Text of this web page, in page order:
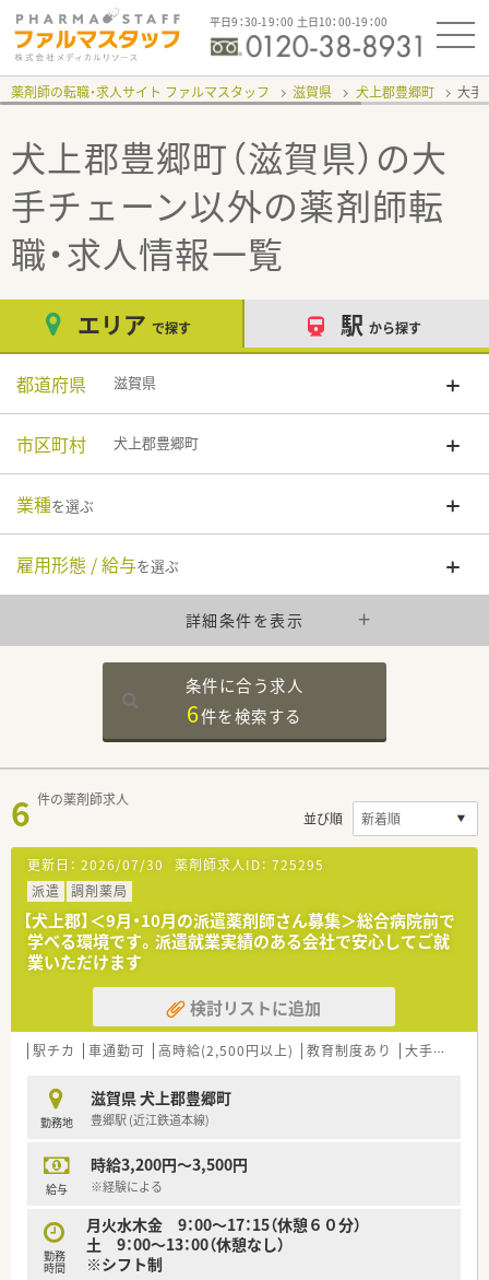
平日9：30-19：00 土日10：00-19：00
薬剤師の転職・求人サイト ファルマスタッフ 滋賀県 犬上郡豊郷町 大手
犬上郡豊郷町（滋賀県）の大
手チェーン以外の薬剤師転
職・求人情報一覧
エリア で探す 駅 から探す
都道府県 滋賀県
市区町村 犬上郡豊郷町
業種を選ぶ
雇用形態 / 給与を選ぶ
詳細条件を表示
条件に合う求人
6件を検索する
6 件の薬剤師求人
並び順
更新日： 2026/07/30 薬剤師求人ID： 725295
派遣
調剤薬局
【犬上郡】＜9月・10月の派遣薬剤師さん募集＞総合病院前で
学べる環境です。派遣就業実績のある会社で安心してご就
業いただけます
検討リストに追加
駅チカ 車通勤可 高時給(2,500円以上) 教育制度あり 大手チェーン以外
勤務地
滋賀県 犬上郡豊郷町
豊郷駅 (近江鉄道本線)
給与
時給3,200円～3,500円
※経験による
勤務
時間
月火水木金 9：00～17：15（休憩６０分）
土 9：00～13：00（休憩なし）
※シフト制